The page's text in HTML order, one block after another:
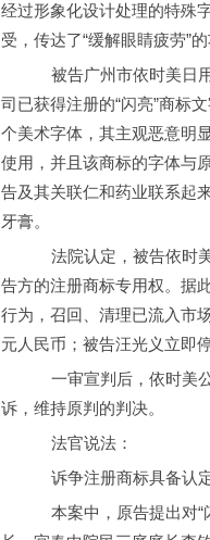
经过形象化设计处理的特殊
受，传达了“缓解眼睛疲劳”的
被告广州市依时美日
司已获得注册的“闪亮”商标
个美术字体，其主观恶意明
使用，并且该商标的字体与
告及其关联仁和药业联系起
牙膏。
法院认定，被告依时
告方的注册商标专用权。据
行为，召回、清理已流入市
元人民币；被告汪光义立即
一审宣判后，依时美
诉，维持原判的判决。
法官说法：
诉争注册商标具备认
本案中，原告提出对“